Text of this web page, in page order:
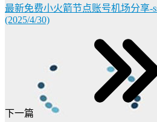
最新免费小火箭节点账号机场分享-
(2025/4/30)
下一篇